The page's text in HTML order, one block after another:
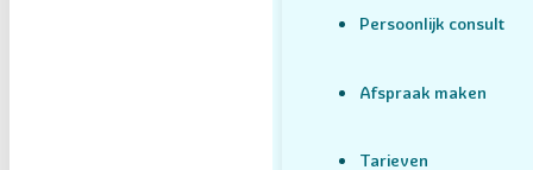
Persoonlijk consult
Afspraak maken
Tarieven